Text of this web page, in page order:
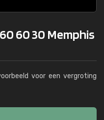
60 30 Memphis
voor een vergroting